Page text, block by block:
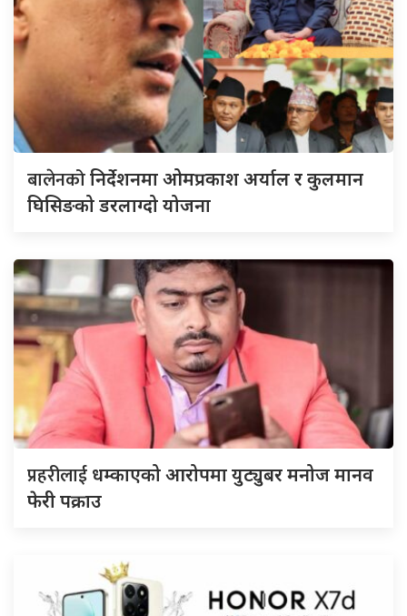
बालेनकोनिर्देशनमा ओमप्रकाश अर्याल र कुलमान
घिसिङको डरलाग्दो योजना
प्रहरीलाई धम्काएको आरोपमा युट्युबर मनोज मानव
फेरी पक्राउ